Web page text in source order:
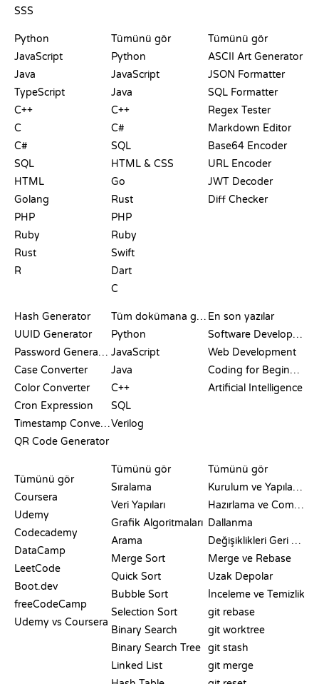
SSS
Python
JavaScript
Java
TypeScript
C++
C
C#
SQL
HTML
Golang
PHP
Ruby
Rust
R
Tümünü gör
Python
JavaScript
Java
C++
C#
SQL
HTML & CSS
Go
Rust
PHP
Ruby
Swift
Dart
C
Tümünü gör
ASCII Art Generator
JSON Formatter
SQL Formatter
Regex Tester
Markdown Editor
Base64 Encoder
URL Encoder
JWT Decoder
Diff Checker
Hash Generator
UUID Generator
Password Generator
Case Converter
Color Converter
Cron Expression
Timestamp Converter
QR Code Generator
Tüm dokümana göz at
Python
JavaScript
Java
C++
SQL
Verilog
En son yazılar
Software Development
Web Development
Coding for Beginners
Artificial Intelligence
KARŞILAŞTIRMALAR
Tümünü gör
Coursera
Udemy
Codecademy
DataCamp
LeetCode
Boot.dev
freeCodeCamp
Udemy vs Coursera
Tümünü gör
Sıralama
Veri Yapıları
Grafik Algoritmaları
Arama
Merge Sort
Quick Sort
Bubble Sort
Selection Sort
Binary Search
Binary Search Tree
Linked List
Tümünü gör
Kurulum ve Yapılandırma
Hazırlama ve Commit
Dallanma
Değişiklikleri Geri Alma
Merge ve Rebase
Uzak Depolar
İnceleme ve Temizlik
git rebase
git worktree
git stash
git merge